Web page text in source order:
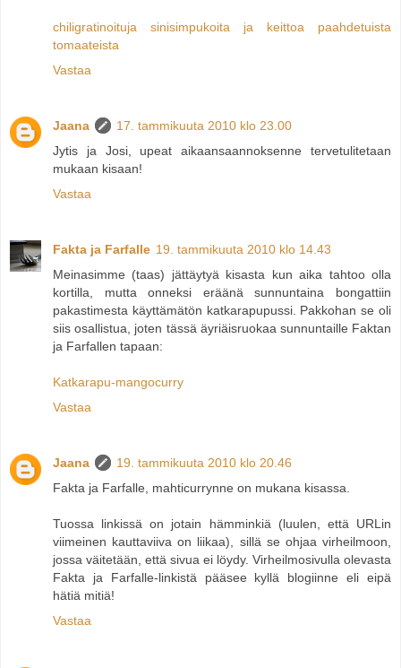
chiligratinoituja sinisimpukoita ja keittoa paahdetuista
tomaateista
Vastaa
Jaana
17. tammikuuta 2010 klo 23.00
Jytis ja Josi, upeat aikaansaannoksenne tervetulitetaan
mukaan kisaan!
Vastaa
Fakta ja Farfalle 19. tammikuuta 2010 klo 14.43
Meinasimme (taas) jättäytyä kisasta kun aika tahtoo olla
kortilla, mutta onneksi eräänä sunnuntaina bongattiin
pakastimesta käyttämätön katkarapupussi. Pakkohan se oli
siis osallistua, joten tässä äyriäisruokaa sunnuntaille Faktan
ja Farfallen tapaan:
Katkarapu-mangocurry
Vastaa
Jaana
19. tammikuuta 2010 klo 20.46
Fakta ja Farfalle, mahticurrynne on mukana kisassa.
Tuossa linkissä on jotain hämminkiä (luulen, että URLin
viimeinen kauttaviiva on liikaa), sillä se ohjaa virheilmoon,
jossa väitetään, että sivua ei löydy. Virheilmosivulla olevasta
Fakta ja Farfalle-linkistä pääsee kyllä blogiinne eli eipä
hätiä mitiä!
Vastaa